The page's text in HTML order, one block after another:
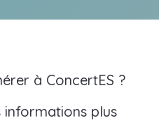
à ConcertES ?
informations plus